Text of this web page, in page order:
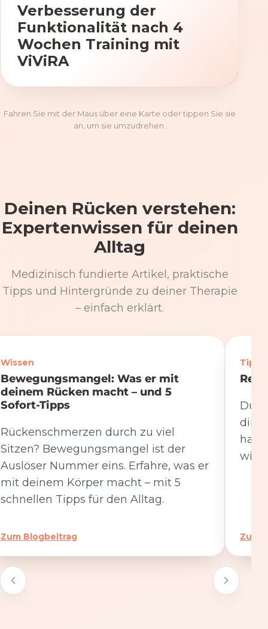
Verbesserung der
Funktionalität nach 4
Wochen Training mit
ViViRA
Fahren Sie mit der Maus über eine Karte oder tippen Sie sie
an, um sie umzudrehen.
Deinen Rücken verstehen:
Expertenwissen für deinen
Alltag
Medizinisch fundierte Artikel, praktische
Tipps und Hintergründe zu deiner Therapie
– einfach erklärt.
Wissen
Bewegungsmangel: Was er mit
deinem Rücken macht – und 5
Sofort-Tipps
Rückenschmerzen durch zu viel
Sitzen? Bewegungsmangel ist der
Auslöser Nummer eins. Erfahre, was er
mit deinem Körper macht – mit 5
schnellen Tipps für den Alltag.
Zum Blogbeitrag
Tipps
Du
hat.
Zum